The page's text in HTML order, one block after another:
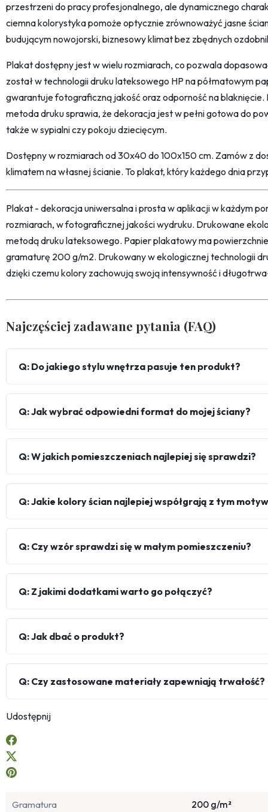
przestrzeni do pracy profesjonalnego, ale dynamicznego
ciemna kolorystyka pomoże optycznie zrównoważyć jasne
budującym nowojorski, biznesowy klimat bez zbędnych
Plakat dostępny jest w wielu rozmiarach, co pozwala
został w technologii druku lateksowego HP na półmatowym
gwarantuje fotograficzną jakość oraz odporność na
metoda druku sprawia, że dekoracja jest w pełni gotowa do
także w sypialni czy pokoju dziecięcym.
Dostępny w rozmiarach od 30x40 do 100x150 cm. Zamów z
klimatem na własnej ścianie. To plakat, który każdego dnia
Plakat - dekoracja uniwersalna i prosta w aplikacji w każdym
rozmiarach, w fotograficznej jakości wydruku. Drukowane
metodą druku lateksowego. Papier plakatowy ma
gramaturę 200 g/m2. Drukowany w ekologicznej technologii
dzięki czemu kolory zachowują swoją intensywność i
Najczęściej zadawane pytania (FAQ)
Q: Do jakiego stylu wnętrza pasuje ten produkt?
Q: Jak wybrać odpowiedni format do mojej ściany?
Q: W jakich pomieszczeniach najlepiej się sprawdzi?
Q: Jakie kolory ścian najlepiej współgrają z tym
Q: Czy wzór sprawdzi się w małym pomieszczeniu?
Q: Z jakimi dodatkami warto go połączyć?
Q: Jak dbać o produkt?
Q: Czy zastosowane materiały zapewniają trwałość?
Udostępnij
Gramatura 200 g/m²